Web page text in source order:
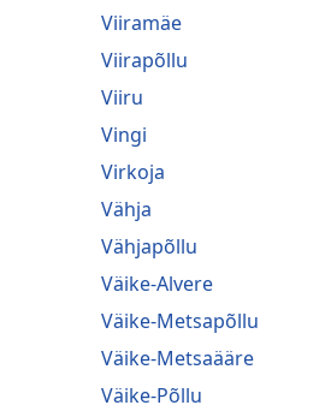
Viiramäe
Viirapõllu
Viiru
Vingi
Virkoja
Vähja
Vähjapõllu
Väike-Alvere
Väike-Metsapõllu
Väike-Metsaääre
Väike-Põllu